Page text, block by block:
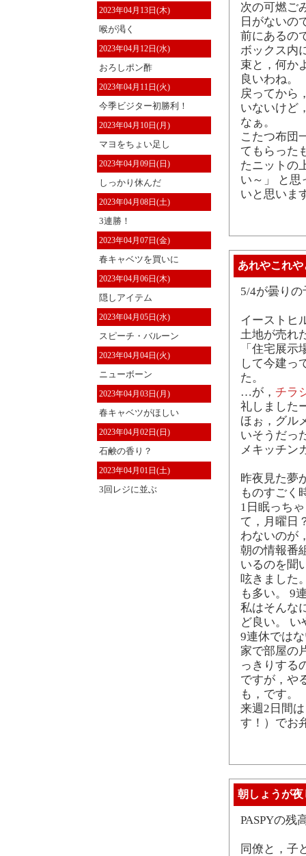
2023年04月13日(木)
喉が渇く
2023年04月12日(水)
おろしポン酢
2023年04月11日(火)
今季ビジター初勝利！
2023年04月10日(月)
マヨをちょい足し
2023年04月09日(日)
しっかり休んだ
2023年04月08日(土)
3連勝！
2023年04月07日(金)
春キャベツを買いに
2023年04月06日(木)
隠しアイテム
2023年04月05日(水)
スピーチ・バルーン
2023年04月04日(火)
ニューボーン
2023年04月03日(月)
春キャベツがほしい
2023年04月02日(日)
石鹸の香り？
2023年04月01日(土)
3回レジに並ぶ
次の可燃ご
日がないの
前にあるの
ボックス内
束と，何か
良いわね。
戻ってから
いないけど
なぁ。
こたつ布団
てもらった
たニットの
い～」 と思
いと思いま
あれやこれや
5/4が曇り
イーストヒ
土地が売れ
「住宅展
して今建っ
た。
…が， チラ
礼しました
ほぉ，グル
いそうだっ
メキッチン
昨夜見た夢
ものすごく
1日眠っち
て，月曜日
わないのが
朝の情報番
いるのを聞
呟きました
も多い。 9
私はそんな
ど良い。
9連休では
家で部屋の
っきりする
ですが，や
も，です。
来週2日間
す！）でお
朝しょうが
PASPYの残
同僚と，子